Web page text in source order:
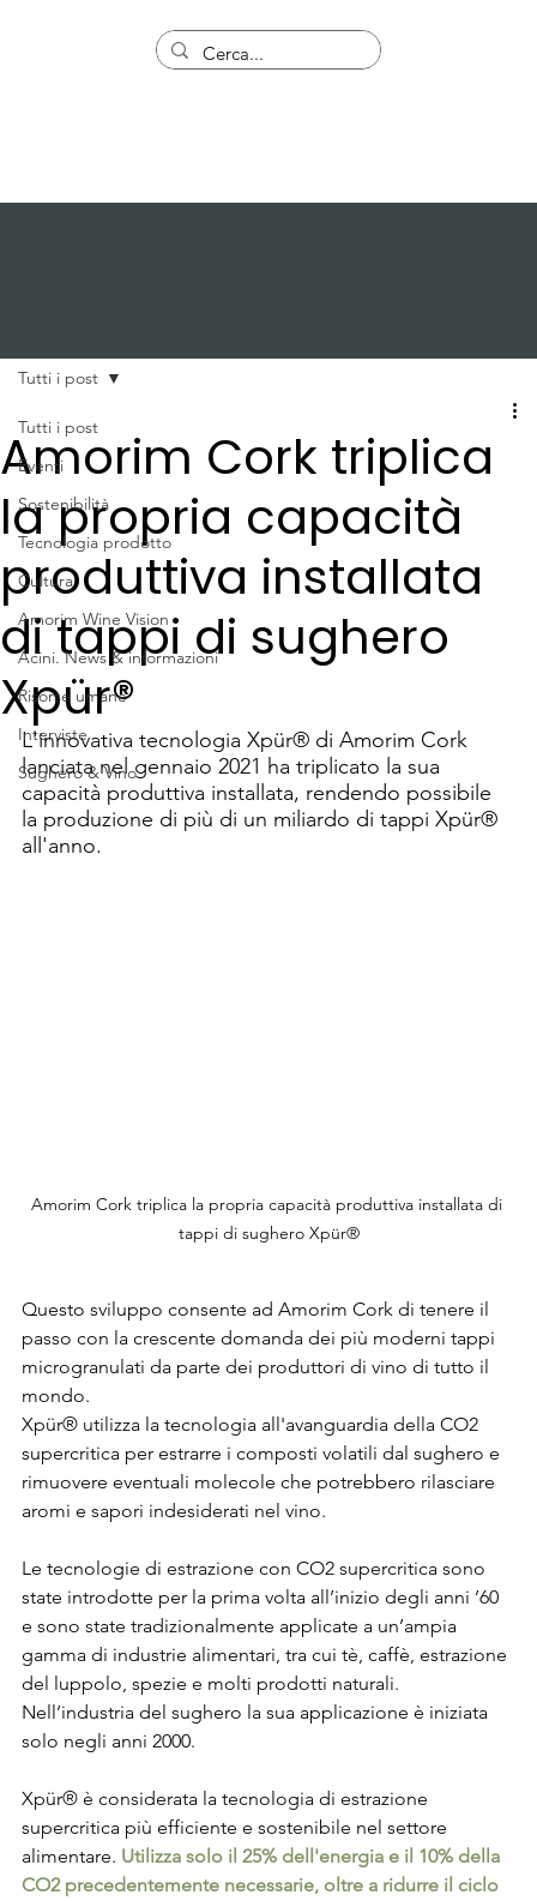
Tutti i post
Eventi
Sostenibilità
Tecnologia prodotto
Cultura
Amorim Wine Vision
Acini. News & informazioni
Risorse umane
Interviste
Sughero & Vino
Tutti i post
Amorim Cork triplica
la propria capacità
produttiva installata
di tappi di sughero
Xpür®
L'innovativa tecnologia Xpür® di Amorim Cork
lanciata nel gennaio 2021 ha triplicato la sua
capacità produttiva installata, rendendo possibile
la produzione di più di un miliardo di tappi Xpür®
all'anno.
Amorim Cork triplica la propria capacità produttiva installata di
tappi di sughero Xpür®
Questo sviluppo consente ad Amorim Cork di tenere il
passo con la crescente domanda dei più moderni tappi
microgranulati da parte dei produttori di vino di tutto il
mondo.
Xpür® utilizza la tecnologia all'avanguardia della CO2
supercritica per estrarre i composti volatili dal sughero e
rimuovere eventuali molecole che potrebbero rilasciare
aromi e sapori indesiderati nel vino.
Le tecnologie di estrazione con CO2 supercritica sono
state introdotte per la prima volta all’inizio degli anni ’60
e sono state tradizionalmente applicate a un’ampia
gamma di industrie alimentari, tra cui tè, caffè, estrazione
del luppolo, spezie e molti prodotti naturali.
Nell’industria del sughero la sua applicazione è iniziata
solo negli anni 2000.
Xpür® è considerata la tecnologia di estrazione
supercritica più efficiente e sostenibile nel settore
alimentare. Utilizza solo il 25% dell'energia e il 10% della
CO2 precedentemente necessarie, oltre a ridurre il ciclo